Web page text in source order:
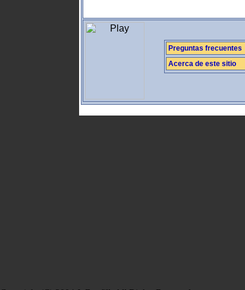
Preguntas frecuentes
Acerca de este sitio